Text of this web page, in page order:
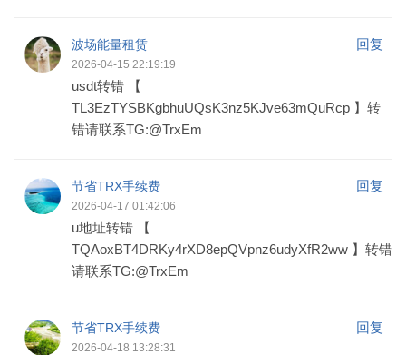
波场能量租赁 回复
2026-04-15 22:19:19
usdt转错 【
TL3EzTYSBKgbhuUQsK3nz5KJve63mQuRcp 】转
错请联系TG:@TrxEm
节省TRX手续费 回复
2026-04-17 01:42:06
u地址转错 【
TQAoxBT4DRKy4rXD8epQVpnz6udyXfR2ww 】转错
请联系TG:@TrxEm
节省TRX手续费 回复
2026-04-18 13:28:31